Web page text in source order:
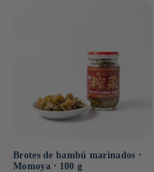
Brotes de bambú marinados ⋅
Momoya ⋅ 100 g